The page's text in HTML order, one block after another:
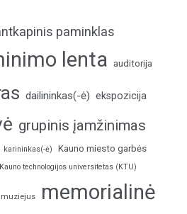
paminklas
lenta auditorija
dailininkas(-ė) ekspozicija
grupinis įamžinimas
karininkas(-ė)
Kauno miesto garbės
Kauno technologijos universitetas (KTU)
memorialinė